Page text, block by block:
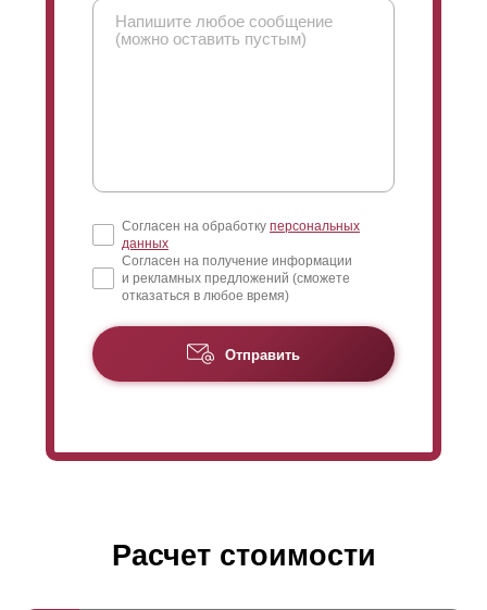
Согласен на обработку персональных
данных
Согласен на получение информации
и рекламных предложений (сможете
отказаться в любое время)
Отправить
Расчет стоимости